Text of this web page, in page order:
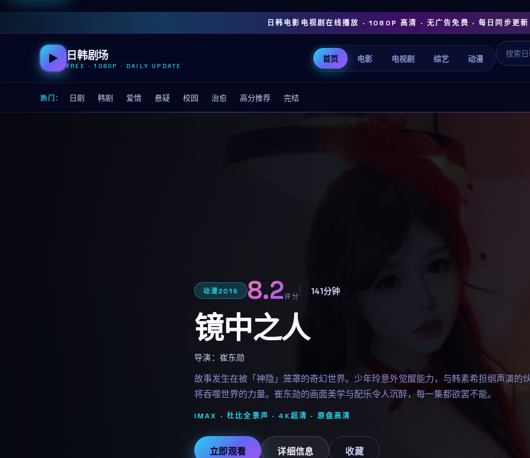
日韩电影电视剧在线播放 · 1080P 高清 · 无广告免费 · 每日同步更新
▶ 日韩剧场
FREE · 1080P · DAILY UPDATE
首页 电影 电视剧 综艺 动漫
热门： 日剧 韩剧 爱情 悬疑 校园 治愈 高分推荐 完结
动漫2016 8.2评分 141分钟
镜中之人
导演： 崔东勋
故事发生在被「神隐」笼罩的奇幻世界。少年玲意外觉醒能力，与韩素希担纲声演的
将吞噬世界的力量。崔东勋的画面美学与配乐令人沉醉，每一集都欲罢不能。
IMAX · 杜比全景声 · 4K超清 · 原盘高清
立即观看 详细信息 收藏